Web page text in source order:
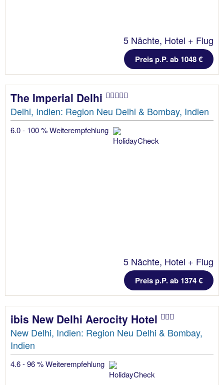
5 Nächte, Hotel + Flug
Preis p.P. ab 1048 €
The Imperial Delhi
Delhi, Indien: Region Neu Delhi & Bombay, Indien
6.0 - 100 % Weiterempfehlung
5 Nächte, Hotel + Flug
Preis p.P. ab 1374 €
ibis New Delhi Aerocity Hotel
New Delhi, Indien: Region Neu Delhi & Bombay,
Indien
4.6 - 96 % Weiterempfehlung